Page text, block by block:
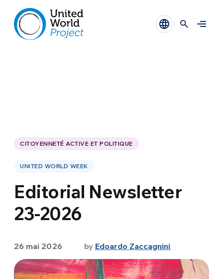
CITOYENNETÉ ACTIVE ET POLITIQUE
UNITED WORLD WEEK
Editorial Newsletter
23-2026
26 mai 2026 by Edoardo Zaccagnini